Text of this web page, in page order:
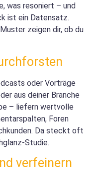
was resoniert – und
ist ein Datensatz.
zeigen dir, ob du
oder Vorträge
aus deiner Branche
– liefern wertvolle
Foren
Da steckt oft
Studie.
verfeinern